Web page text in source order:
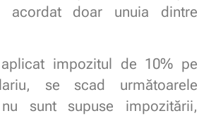
acordat doar unuia dintre
impozitul de 10% pe
se scad următoarele
sunt supuse impozitării,